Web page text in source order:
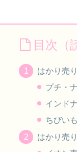
目次（
はかり売
プチ・
インド
ちびいも
はかり売